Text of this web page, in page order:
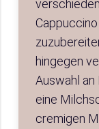
hingegen
Auswahl
eine
cremigen